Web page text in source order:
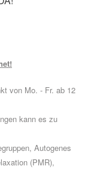
von Mo. - Fr. ab 12
kann es zu
Autogenes
(PMR),